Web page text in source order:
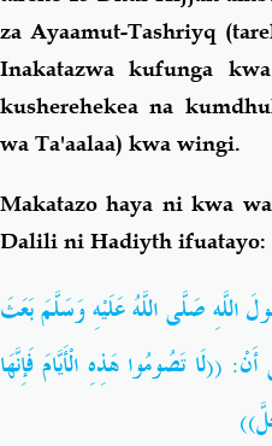
za Ayaamut-Tashriyq
Inakatazwa kufunga
kusherehekea na
wa Ta'aalaa) kwa wingi.
Makatazo haya ni kwa
Dalili ni Hadiyth ifuatayo:
اللَّهِ صَلَّى اللَّهُ عَلَيْهِ وَسَلَّمَ بَعَثَ
((لَا تَصُومُوا هَذِهِ الْأَيَّامَ فَإِنَّهَا